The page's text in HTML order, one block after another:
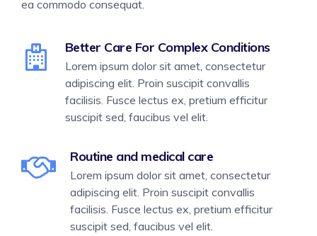
ea commodo consequat.
Better Care For Complex Conditions
Lorem ipsum dolor sit amet, consectetur
adipiscing elit. Proin suscipit convallis
facilisis. Fusce lectus ex, pretium efficitur
suscipit sed, faucibus vel elit.
Routine and medical care
Lorem ipsum dolor sit amet, consectetur
adipiscing elit. Proin suscipit convallis
facilisis. Fusce lectus ex, pretium efficitur
suscipit sed, faucibus vel elit.